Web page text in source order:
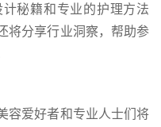
秘籍和专业的护理方法
将分享行业洞察，帮助参
容爱好者和专业人士们将